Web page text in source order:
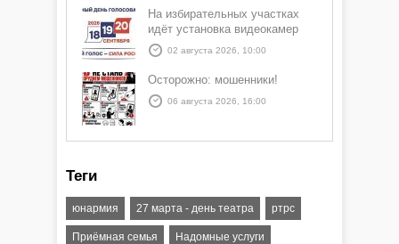
На избирательных участках
идёт установка видеокамер
02 августа 2026, 10:00
Осторожно: мошенники!
06 августа 2026, 16:00
Теги
юнармия 27 марта - день театра ртрс
Приёмная семья Надомные услуги